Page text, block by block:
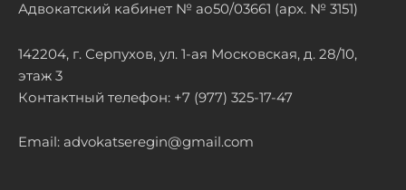
Адвокатский кабинет № ао50/03661 (арх. № 3151)
142204, г. Серпухов, ул. 1-ая Московская, д. 28/10,
этаж 3
Контактный телефон: +7 (977) 325-17-47
Email: advokatseregin@gmail.com